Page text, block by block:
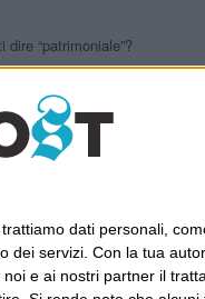
dati personali,
dei servizi. Con la tua
e ai nostri partner il
“patrimoniale”?
salve e un canestro di
All Rights Reserved